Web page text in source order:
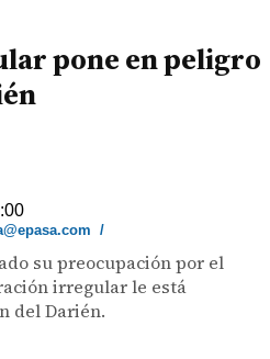
pone en peligro
/
su preocupación por el
irregular le está
del Darién.